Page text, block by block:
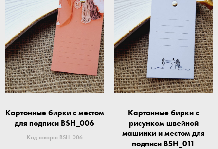
Картонные бирки с местом
для подписи BSH_006
Код товара: BSH_006
Картонные бирки с
рисунком швейной
машинки и местом для
подписи BSH_011